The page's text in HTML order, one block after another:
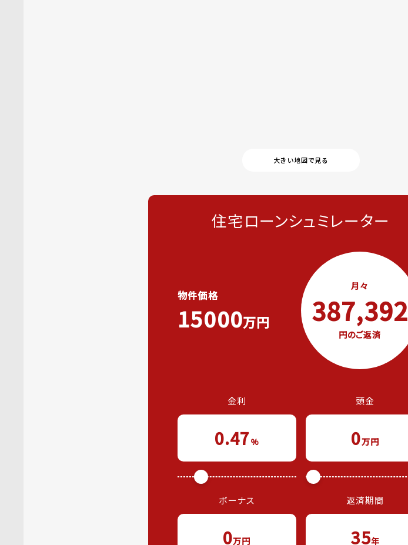
大きい地図で見る
住宅ローンシュミレーター
物件価格
15000万円
月々
387,392
円のご返済
金利
0.47%
頭金
0万円
ボーナス
0万円
返済期間
35年